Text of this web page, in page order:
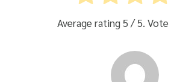
Average rating5 / 5.